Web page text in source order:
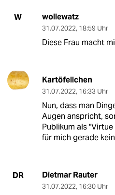
W wollewatz
31.07.2022, 18:59 Uhr
Diese Frau macht
Kartöfellchen
31.07.2022, 16:33 Uhr
Nun, dass man
Augen anspricht,
Publikum als
für mich gerade
DR Dietmar Rauter
31.07.2022, 16:30 Uhr